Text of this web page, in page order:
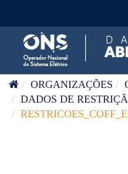
ORGANIZAÇÕES
DADOS DE